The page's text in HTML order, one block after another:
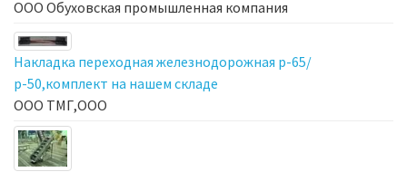
ООО Обуховская промышленная компания
Накладка переходная железнодорожная р-65/
р-50,комплект на нашем складе
ООО ТМГ,ООО